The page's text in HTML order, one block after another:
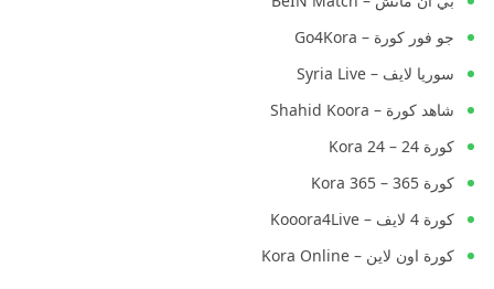
جو فور كورة – Go4Kora
سوريا لايف – Syria Live
شاهد كورة – Shahid Koora
كورة 24 – Kora 24
كورة 365 – Kora 365
كورة 4 لايف – Kooora4Live
كورة اون لاين – Kora Online